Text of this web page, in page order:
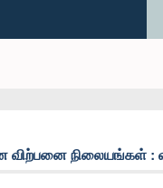
விற்பனை நிலையங்கள் :